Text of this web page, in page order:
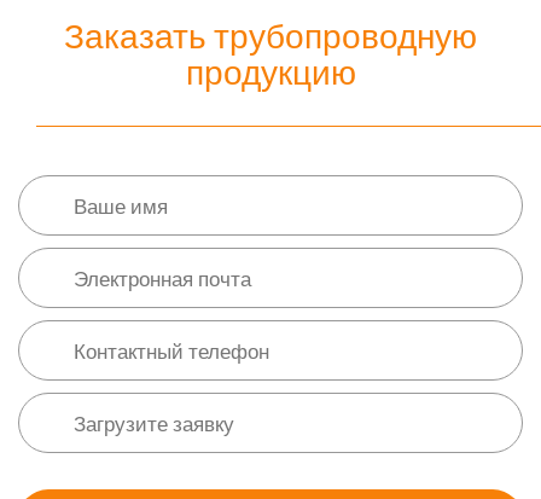
Заказать трубопроводную
продукцию